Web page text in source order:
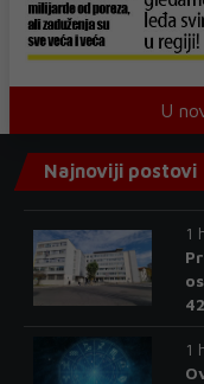
U
Najnoviji postovi
1
1